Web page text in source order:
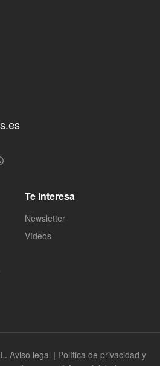
Te interesa
Newsletter
Vídeos
Aviso legal | Política de privacidad y